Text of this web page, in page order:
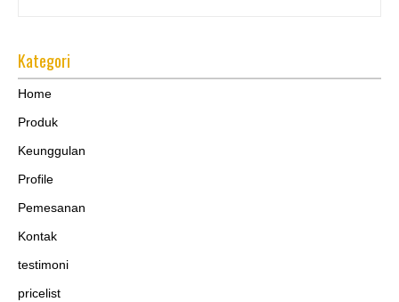
Kategori
Home
Produk
Keunggulan
Profile
Pemesanan
Kontak
testimoni
pricelist